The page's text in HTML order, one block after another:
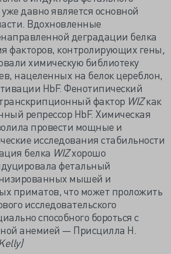
давно является основной
Вдохновленные
деградации белка
факторов, контролирующих гены,
химическую библиотеку
нацеленных на белок цереблон,
HbF. Фенотипический
фактор WIZкак
репрессор HbF. Химическая
провести мощные и
исследования стабильности
белка WIZхорошо
фетальный
мышей и
приматов, что может проложить
исследовательского
способного бороться с
анемией — Присцилла Н.